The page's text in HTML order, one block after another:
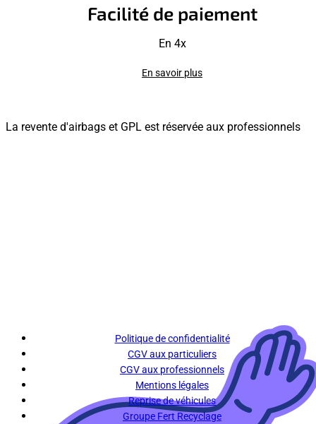
Facilité de paiement
En 4x
En savoir plus
La revente d'airbags et GPL est réservée aux professionnels
Politique de confidentialité
CGV aux particuliers
CGV aux professionnels
Mentions légales
Reprise de véhicules
Groupe Fert Recyclage